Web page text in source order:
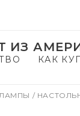
ИЗ
КАК
/